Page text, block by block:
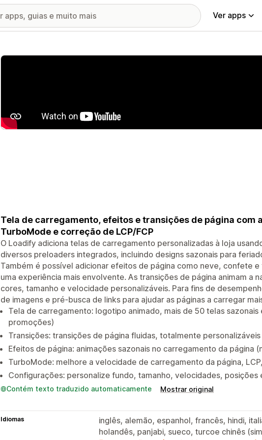
Ver apps
Galeria de imagens em destaque
Tela de carregamento, efeitos e transições de página com
TurboMode e correção de LCP/FCP
O Loadify adiciona telas de carregamento personalizadas à loja
diversos preloaders integrados, incluindo designs sazonais para
Também é possível adicionar efeitos de página como neve, confete
uma experiência mais envolvente. As transições de página animam a
cores, tamanho e velocidade personalizáveis. Para fins de
de imagens e pré-busca de links para ajudar as páginas a carregar
Tela de carregamento: logotipo animado, mais de 50 telas
promoções)
Transições: transições de página fluidas, totalmente
Efeitos de página: animações sazonais no carregamento da página
TurboMode: melhore a velocidade de carregamento da página,
Configurações: personalize fundo, tamanho, velocidades, posições
Contém texto traduzido automaticamente Mostrar original
Idiomas
inglês, alemão, espanhol, francês, hindi,
holandês, panjabi, sueco, turcoe chinês